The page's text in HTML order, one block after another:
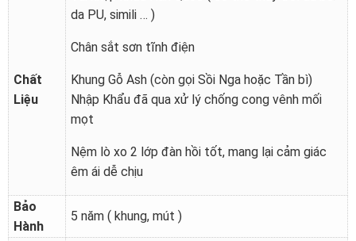
Chất
Liệu
da PU, simili … )
Chân sắt sơn tĩnh điện
Khung Gỗ Ash (còn gọi Sồi Nga hoặc Tần bì)
Nhập Khẩu đã qua xử lý chống cong vênh mối
mọt
Nệm lò xo 2 lớp đàn hồi tốt, mang lại cảm giác
êm ái dễ chịu
Bảo
Hành
5 năm ( khung, mút )